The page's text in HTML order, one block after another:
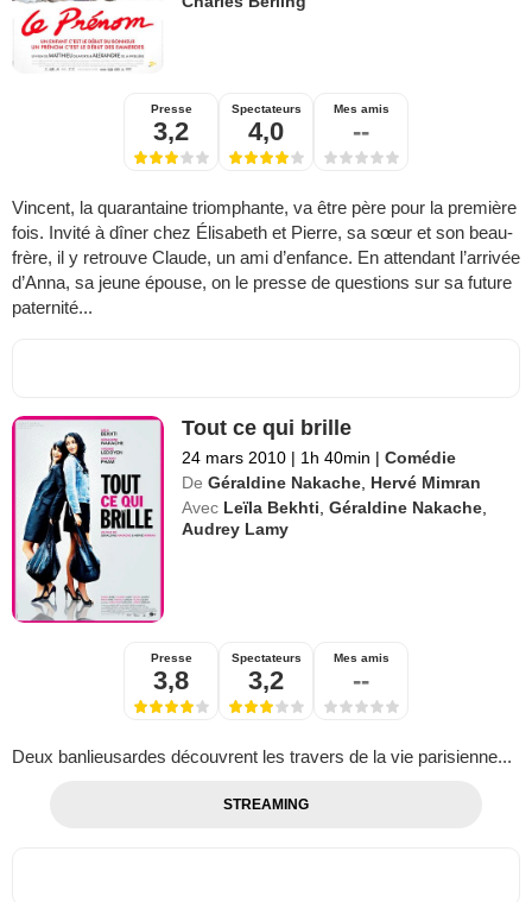
Presse
3,2
Spectateurs
4,0
Mes amis
--
Vincent, la quarantaine triomphante, va être père pour la première
fois. Invité à dîner chez Élisabeth et Pierre, sa sœur et son beau-
frère, il y retrouve Claude, un ami d’enfance. En attendant l’arrivée
d’Anna, sa jeune épouse, on le presse de questions sur sa future
paternité...
Tout ce qui brille
24 mars 2010 | 1h 40min | Comédie
De Géraldine Nakache Hervé Mimran
Avec Leïla Bekhti ,Géraldine Nakache
Audrey Lamy
Presse
3,8
Spectateurs
3,2
Mes amis
--
Deux banlieusardes découvrent les travers de la vie parisienne...
STREAMING